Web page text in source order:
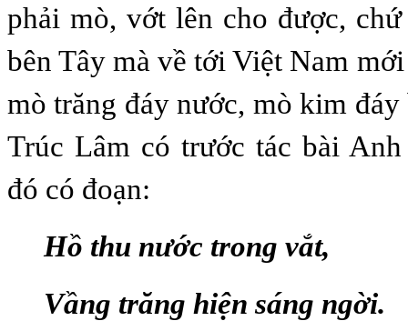
phải mò, vớt lên cho được,
bên Tây mà về tới Việt Nam
mò trăng đáy nước, mò kim đáy
Trúc Lâm có trước tác bài
đó có đoạn:
Hồ thu nước trong vắt,
Vầng trăng hiện sáng ngời.